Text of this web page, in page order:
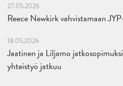
27.05.2026
Reece Newkirk vahvistamaan
18.05.2026
Jaatinen ja Liljamo
yhteistyö jatkuu